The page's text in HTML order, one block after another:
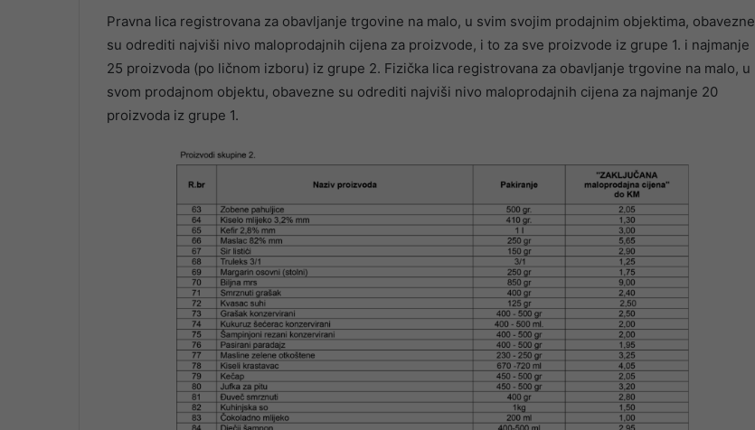
Pravna lica registrovana za obavljanje trgovine na malo, u svim svojim prodajnim objektima, obavezne
su odrediti najviši nivo maloprodajnih cijena za proizvode, i to za sve proizvode iz grupe 1. i najmanje
25 proizvoda (po ličnom izboru) iz grupe 2. Fizička lica registrovana za obavljanje trgovine na malo, u
svom prodajnom objektu, obavezne su odrediti najviši nivo maloprodajnih cijena za najmanje 20
proizvoda iz grupe 1.